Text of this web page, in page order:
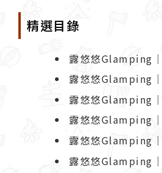
精選目錄
露悠悠Glamping
露悠悠Glamping
露悠悠Glamping
露悠悠Glamping
露悠悠Glamping
露悠悠Glamping